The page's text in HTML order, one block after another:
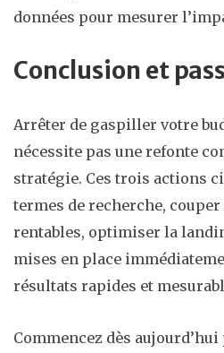
données pour mesurer
Conclusion et
Arrêter de gaspiller votre
nécessite pas une refonte
stratégie. Ces trois actions
termes de recherche,
rentables, optimiser la
mises en place
résultats rapides et
Commencez dès